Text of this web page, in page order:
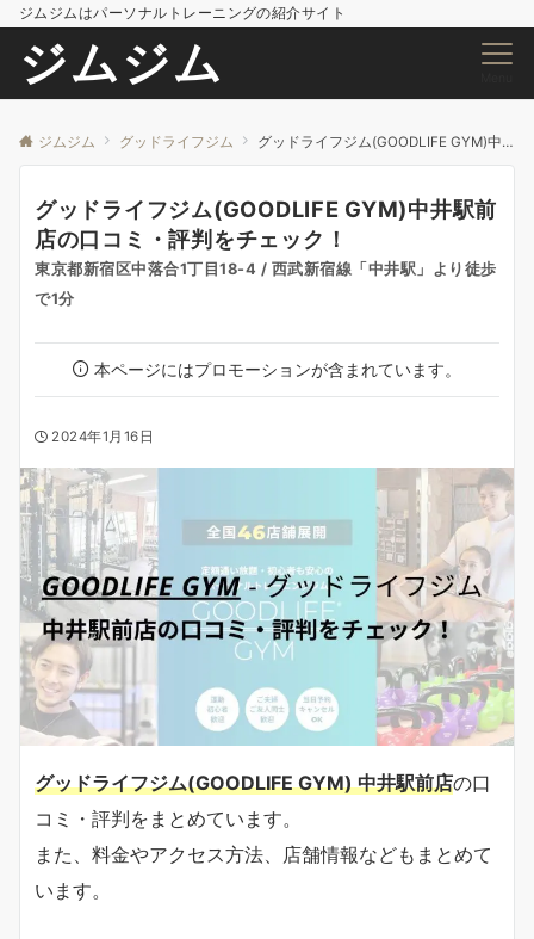
ジムジムはパーソナルトレーニングの紹介サイト
ジムジム
ジムジム グッドライフジム グッドライフジム(GOODLIFE GYM)中井駅前店の口コミ・評判をチェック！
グッドライフジム(GOODLIFE GYM)中井駅前
店の口コミ・評判をチェック！
東京都新宿区中落合1丁目18-4 / 西武新宿線「中井駅」より徒歩
で1分
本ページにはプロモーションが含まれています。
2024年1月16日
グッドライフジム(GOODLIFE GYM) 中井駅前店の口
コミ・評判をまとめています。
また、料金やアクセス方法、店舗情報などもまとめて
います。